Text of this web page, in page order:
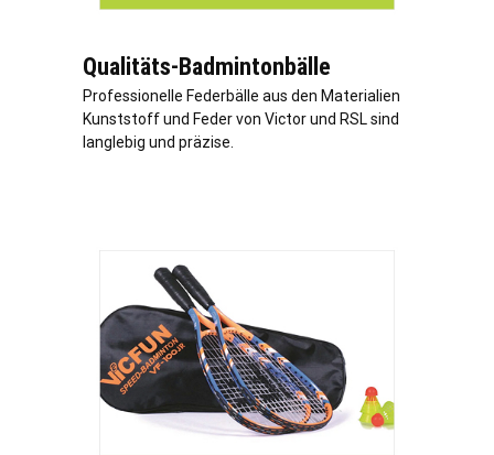
Qualitäts-Badmintonbälle
Professionelle Federbälle aus den Materialien
Kunststoff und Feder von Victor und RSL sind
langlebig und präzise.